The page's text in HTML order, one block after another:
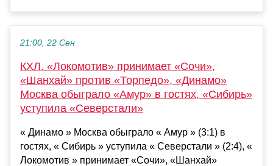
21:00, 22 Сен
КХЛ. «Локомотив» принимает «Сочи»,
«Шанхай» против «Торпедо», «Динамо»
Москва обыграло «Амур» в гостях, «Сибирь»
уступила «Северстали»
« Динамо » Москва обыграло « Амур » (3:1) в
гостях, « Сибирь » уступила « Северстали » (2:4), «
Локомотив » принимает «Сочи», «Шанхай»